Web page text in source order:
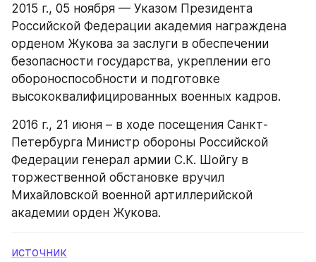
2015 г., 05 ноября — Указом Президента
Российской Федерации академия награждена
орденом Жукова за заслуги в обеспечении
безопасности государства, укреплении его
обороноспособности и подготовке
высококвалифицированных военных кадров.
2016 г., 21 июня – в ходе посещения Санкт-
Петербурга Министр обороны Российской
Федерации генерал армии С.К. Шойгу в
торжественной обстановке вручил
Михайловской военной артиллерийской
академии орден Жукова.
источник